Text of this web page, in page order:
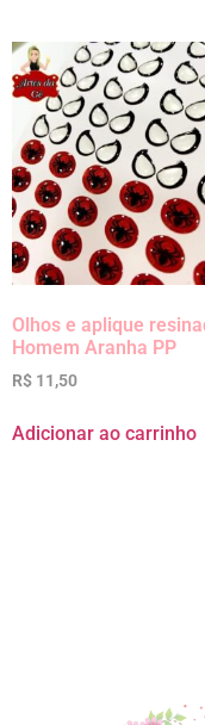
Olhos e aplique
Homem Aranha PP
R$ 11,50
Adicionar ao carrinho